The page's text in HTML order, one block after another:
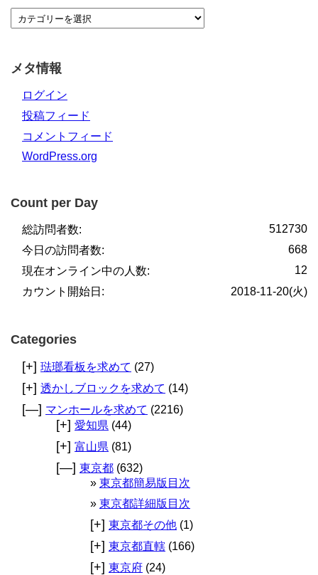
メタ情報
ログイン
投稿フィード
コメントフィード
WordPress.org
Count per Day
512730
総訪問者数:
668
今日の訪問者数:
12
現在オンライン中の人数:
2018-11-20(火)
カウント開始日:
Categories
[+] 琺瑯看板を求めて (27)
[+] 透かしブロックを求めて (14)
[—] マンホールを求めて (2216)
[+] 愛知県 (44)
[+] 富山県 (81)
[—] 東京都 (632)
東京都簡易版目次
東京都詳細版目次
[+] 東京都その他 (1)
[+] 東京都直轄 (166)
[+] 東京府 (24)